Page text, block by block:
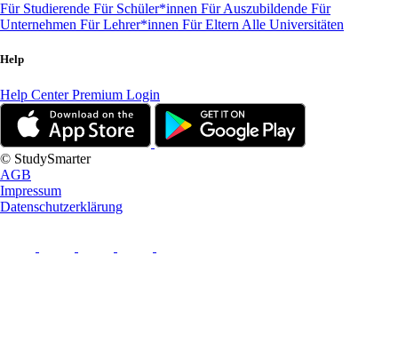
Für Studierende Für Schüler*innen Für Auszubildende Für
Unternehmen Für Lehrer*innen Für Eltern Alle Universitäten
Help
Help CenterPremium Login
© StudySmarter
AGB
Impressum
Datenschutzerklärung